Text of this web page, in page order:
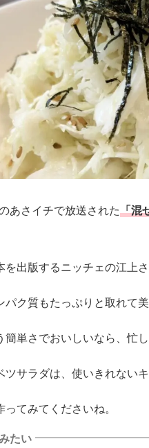
あさイチで放送された「混
出版するニッチェの江上
ク質もたっぷりと取れて
単さでおいしいなら、忙
サラダは、使いきれない
てみてくださいね。
たい